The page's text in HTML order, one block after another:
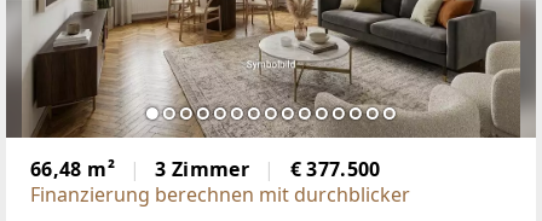
66,48 m² 3 Zimmer
€ 377.500
Finanzierung berechnen mit durchblicker